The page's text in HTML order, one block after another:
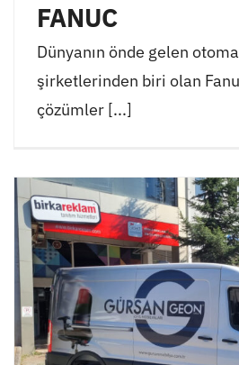
FANUC
Dünyanın önde gelen
şirketlerinden biri olan
çözümler [...]